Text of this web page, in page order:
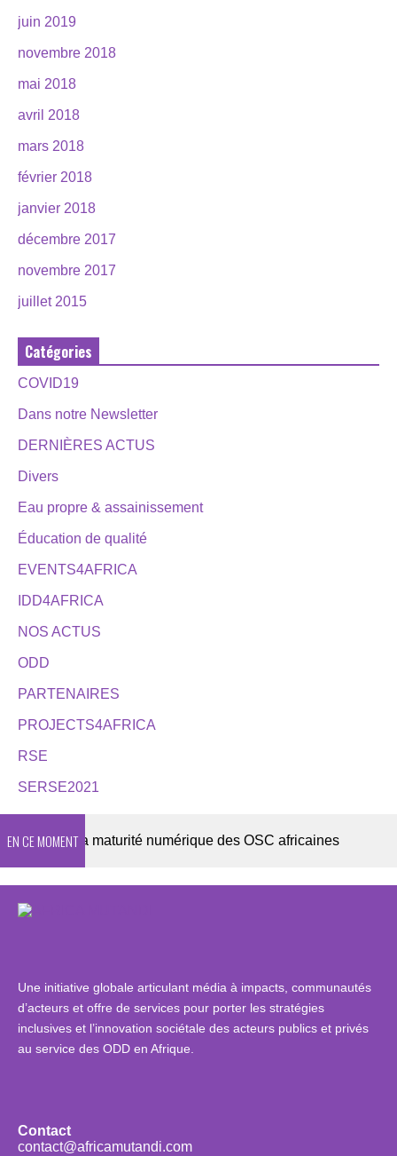
juin 2019
novembre 2018
mai 2018
avril 2018
mars 2018
février 2018
janvier 2018
décembre 2017
novembre 2017
juillet 2015
Catégories
COVID19
Dans notre Newsletter
DERNIÈRES ACTUS
Divers
Eau propre & assainissement
Éducation de qualité
EVENTS4AFRICA
IDD4AFRICA
NOS ACTUS
ODD
PARTENAIRES
PROJECTS4AFRICA
RSE
SERSE2021
EN CE MOMENT
sur la maturité numérique des OSC africaines
Une initiative globale articulant média à impacts, communautés
d’acteurs et offre de services pour porter les stratégies
inclusives et l’innovation sociétale des acteurs publics et privés
au service des ODD en Afrique.
Contact
contact@africamutandi.com